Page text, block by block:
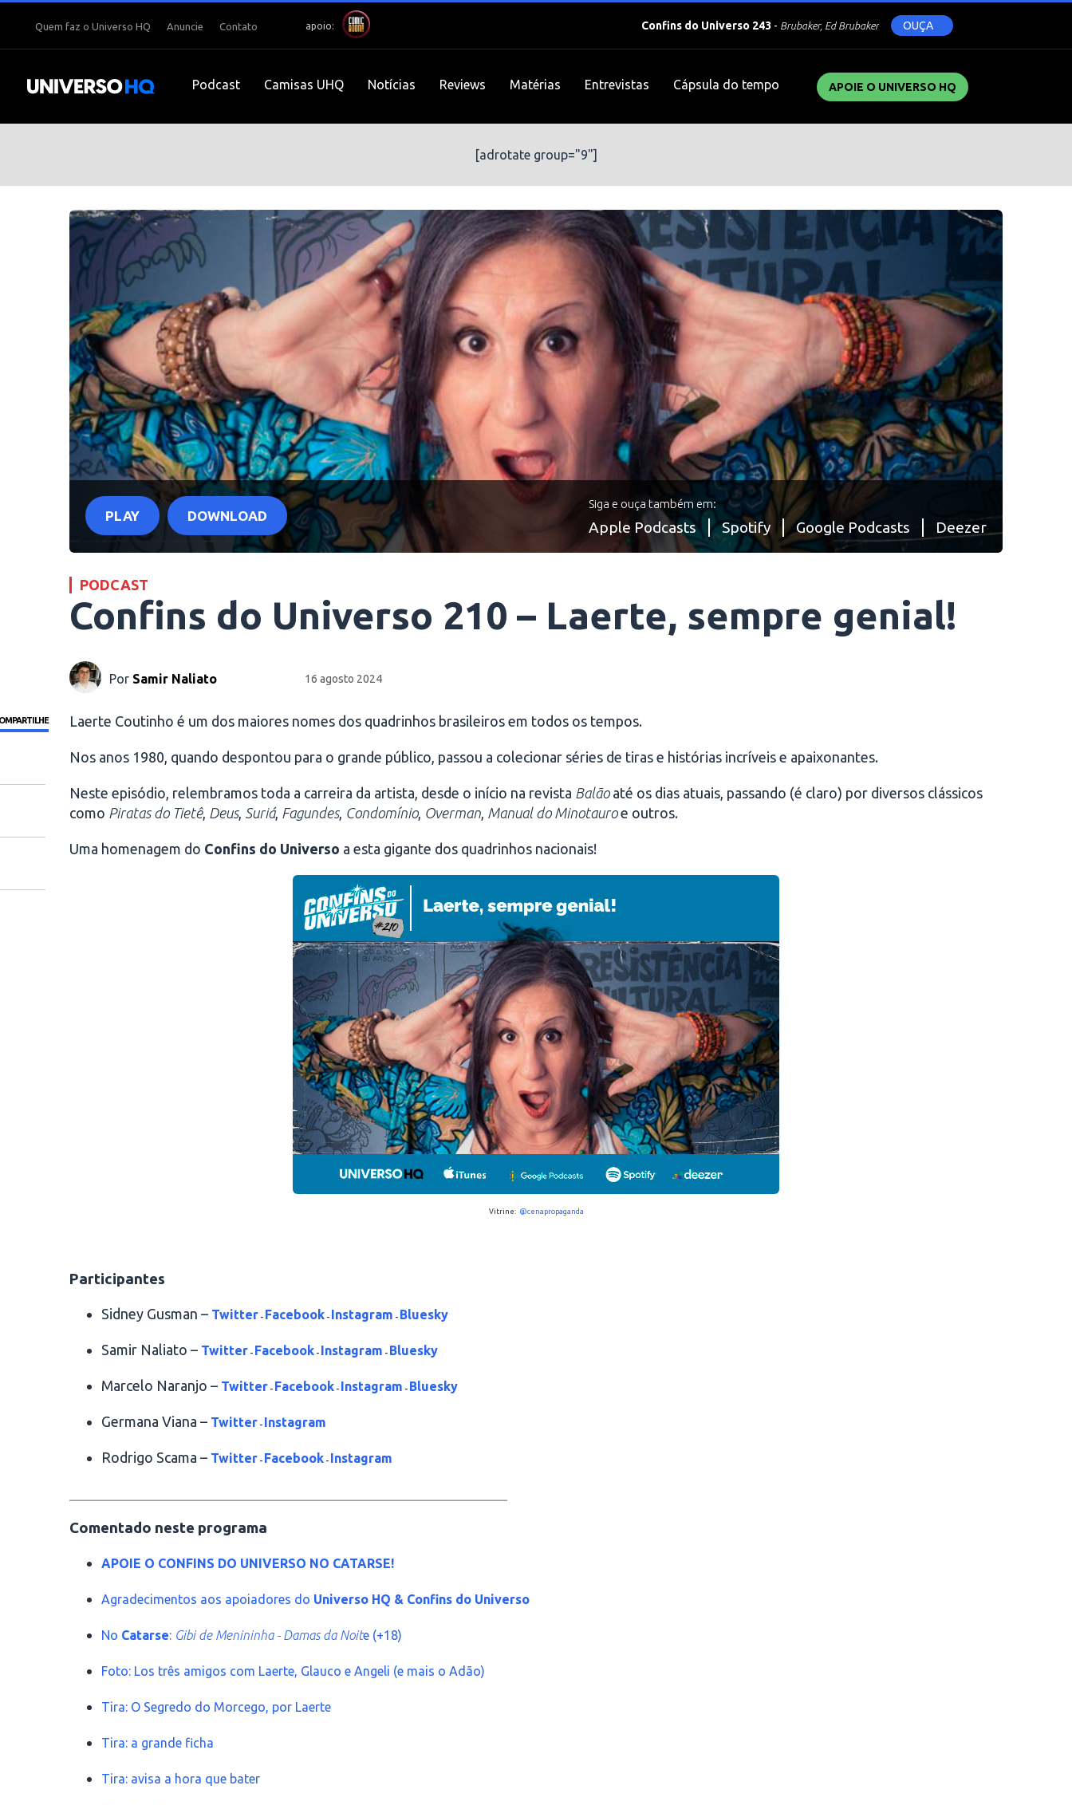
Quem faz o Universo HQ Anuncie Contato apoio: Confins do Universo 243 - Brubaker, Ed Brubaker OUÇA
Podcast Camisas UHQ Notícias Reviews Matérias Entrevistas Cápsula do tempo APOIE O UNIVERSO HQ
[adrotate group="9"]
PLAY DOWNLOAD
Siga e ouça também em:
Apple Podcasts Spotify Google Podcasts Deezer
PODCAST
Confins do Universo 210 – Laerte, sempre genial!
Por Samir Naliato 16 agosto 2024
Laerte Coutinho é um dos maiores nomes dos quadrinhos brasileiros em todos os tempos.
Nos anos 1980, quando despontou para o grande público, passou a colecionar séries de tiras e histórias incríveis e apaixonantes.
Neste episódio, relembramos toda a carreira da artista, desde o início na revista Balãoaté os dias atuais, passando (é claro) por diversos clássicos
como Piratas do Tietê, Deus, Suriá, Fagundes, Condomínio, Overman, Manual do Minotauroe outros.
Uma homenagem do Confins do Universo a esta gigante dos quadrinhos nacionais!
Vitrine: @cenapropaganda
Participantes
Sidney Gusman – Twitter - Facebook - Instagram - Bluesky
Samir Naliato – Twitter - Facebook - Instagram - Bluesky
Marcelo Naranjo – Twitter - Facebook - Instagram - Bluesky
Germana Viana – Twitter - Instagram
Rodrigo Scama – Twitter - Facebook - Instagram
Comentado neste programa
APOIE O CONFINS DO UNIVERSO NO CATARSE!
Agradecimentos aos apoiadores do Universo HQ & Confins do Universo
No Catarse: Gibi de Menininha - Damas da Noite (+18)
Foto: Los três amigos com Laerte, Glauco e Angeli (e mais o Adão)
Tira: O Segredo do Morcego, por Laerte
Tira: a grande ficha
Tira: avisa a hora que bater